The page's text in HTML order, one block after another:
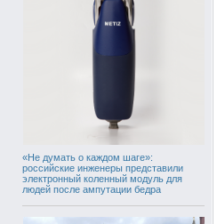
«Не думать о каждом шаге»:
российские инженеры представили
электронный коленный модуль для
людей после ампутации бедра